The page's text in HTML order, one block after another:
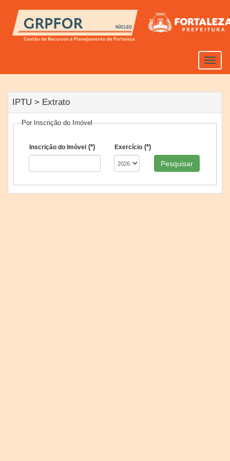
Toggle
IPTU > Extrato
Por Inscrição do Imóvel
Inscrição do Imóvel (*) Exercício (*)